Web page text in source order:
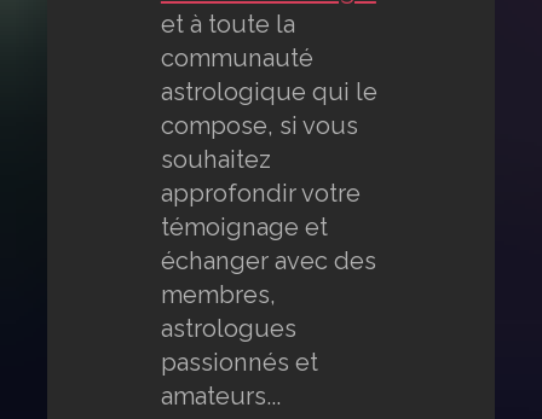
et à toute la
communauté
astrologique qui le
compose, si vous
souhaitez
approfondir votre
témoignage et
échanger avec des
membres,
astrologues
passionnés et
amateurs...